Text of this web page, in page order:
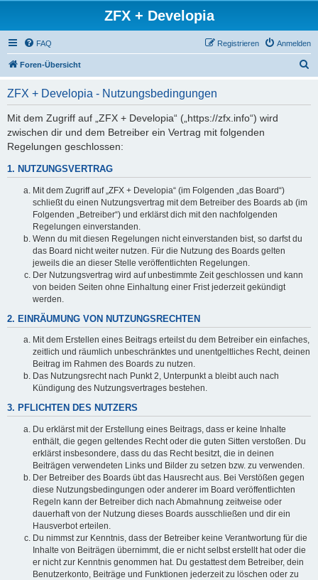
ZFX + Developia
FAQ Anmelden
Registrieren
Foren-Übersicht
ZFX + Developia - Nutzungsbedingungen
Mit dem Zugriff auf „ZFX + Developia“ („https://zfx.info“) wird
zwischen dir und dem Betreiber ein Vertrag mit folgenden
Regelungen geschlossen:
1. NUTZUNGSVERTRAG
Mit dem Zugriff auf „ZFX + Developia“ (im Folgenden „das Board“)
schließt du einen Nutzungsvertrag mit dem Betreiber des Boards ab (im
Folgenden „Betreiber“) und erklärst dich mit den nachfolgenden
Regelungen einverstanden.
Wenn du mit diesen Regelungen nicht einverstanden bist, so darfst du
das Board nicht weiter nutzen. Für die Nutzung des Boards gelten
jeweils die an dieser Stelle veröffentlichten Regelungen.
Der Nutzungsvertrag wird auf unbestimmte Zeit geschlossen und kann
von beiden Seiten ohne Einhaltung einer Frist jederzeit gekündigt
werden.
2. EINRÄUMUNG VON NUTZUNGSRECHTEN
Mit dem Erstellen eines Beitrags erteilst du dem Betreiber ein einfaches,
zeitlich und räumlich unbeschränktes und unentgeltliches Recht, deinen
Beitrag im Rahmen des Boards zu nutzen.
Das Nutzungsrecht nach Punkt 2, Unterpunkt a bleibt auch nach
Kündigung des Nutzungsvertrages bestehen.
3. PFLICHTEN DES NUTZERS
Du erklärst mit der Erstellung eines Beitrags, dass er keine Inhalte
enthält, die gegen geltendes Recht oder die guten Sitten verstoßen. Du
erklärst insbesondere, dass du das Recht besitzt, die in deinen
Beiträgen verwendeten Links und Bilder zu setzen bzw. zu verwenden.
Der Betreiber des Boards übt das Hausrecht aus. Bei Verstößen gegen
diese Nutzungsbedingungen oder anderer im Board veröffentlichten
Regeln kann der Betreiber dich nach Abmahnung zeitweise oder
dauerhaft von der Nutzung dieses Boards ausschließen und dir ein
Hausverbot erteilen.
Du nimmst zur Kenntnis, dass der Betreiber keine Verantwortung für die
Inhalte von Beiträgen übernimmt, die er nicht selbst erstellt hat oder die
er nicht zur Kenntnis genommen hat. Du gestattest dem Betreiber, dein
Benutzerkonto, Beiträge und Funktionen jederzeit zu löschen oder zu